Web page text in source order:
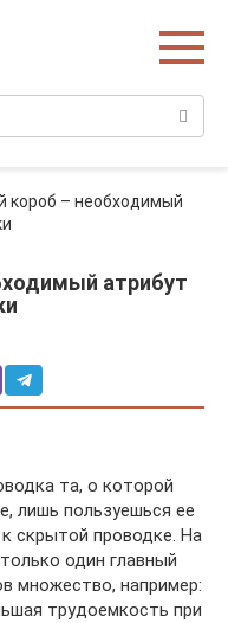
короб – необходимый
атрибут
та, о которой
лишь пользуешься ее
скрытой проводке. На
один главный
множество, например:
трудоемкость при